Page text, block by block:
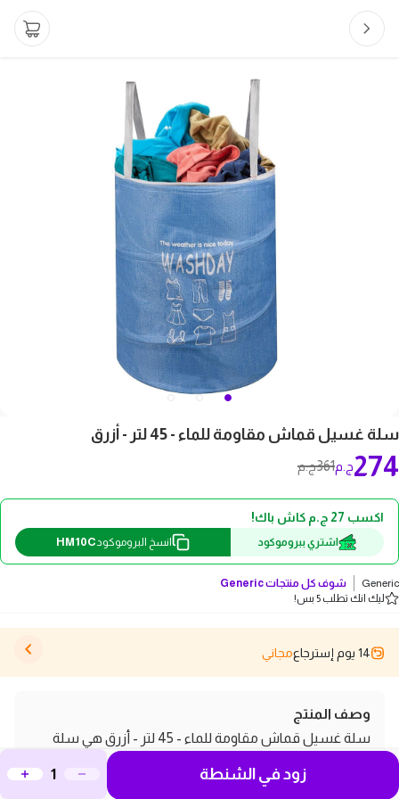
سلة غسيل قماش مقاومة للماء - 45 لتر - أزرق
361ج.م 274ج.م
اكسب 27 ج.م كاش باك!
اشتري ببروموكود انسخ البروموكود HM10C
Generic شوف كل منتجاتGeneric
ليك انك تطلب 5 بس!
14 يوم إسترجاع مجاني
وصف المنتج
سلة غسيل قماش مقاومة للماء - 45 لتر - أزرق هي سلة
غسيل كبيرة سعة 45 لتر، مصممة من قماش مقاوم للماءزود في الشنطة